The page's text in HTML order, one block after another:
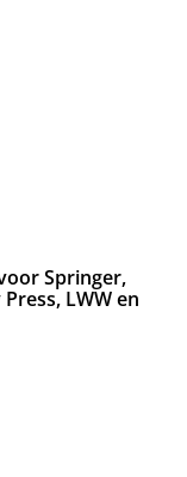
Springer,
LWW en